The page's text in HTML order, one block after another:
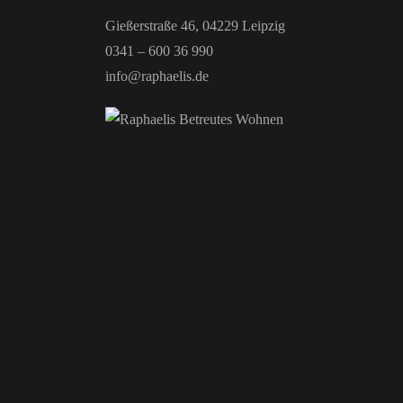
Gießerstraße 46, 04229 Leipzig
0341 – 600 36 990
info@raphaelis.de